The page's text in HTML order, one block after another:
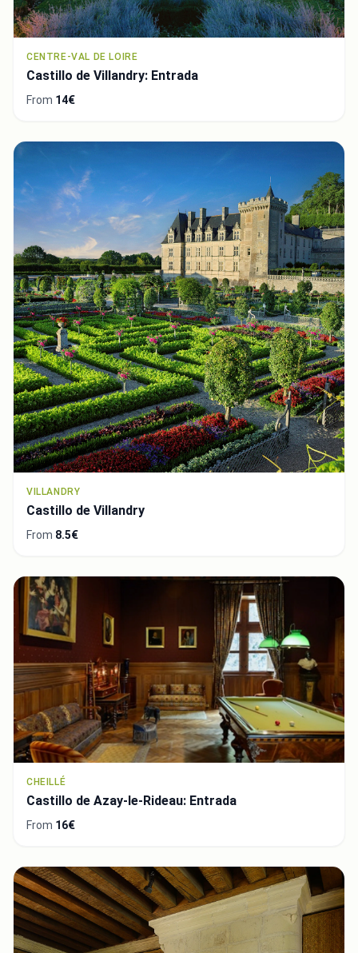
CENTRE-VAL DE LOIRE
Castillo de Villandry: Entrada
From 14€
VILLANDRY
Castillo de Villandry
From 8.5€
CHEILLÉ
Castillo de Azay-le-Rideau: Entrada
From 16€